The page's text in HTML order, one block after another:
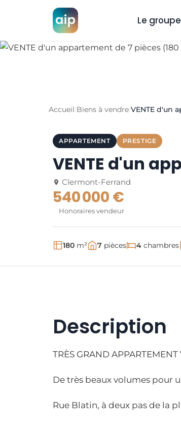
Le groupe
Accueil/Biens à vendre/VENTE d'un
APPARTEMENT PRESTIGE
VENTE d'un
Clermont-Ferrand
540 000 €
Honoraires vendeur
180 m² 7 pièces 4 chambres
Description
TRÈS GRAND APPARTEMENT
De très beaux volumes pour
Rue Blatin, à deux pas de la